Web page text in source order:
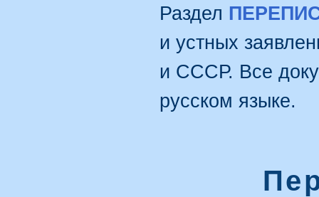
Раздел
и устных
и СССР. Все
русском языке.